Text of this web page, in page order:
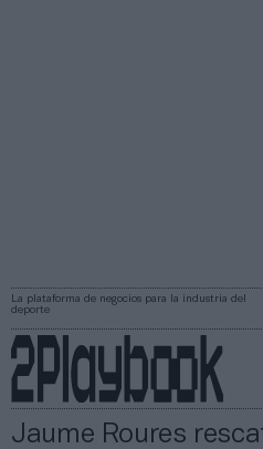
La plataforma de negocios para la industria del
deporte
Jaume Roures